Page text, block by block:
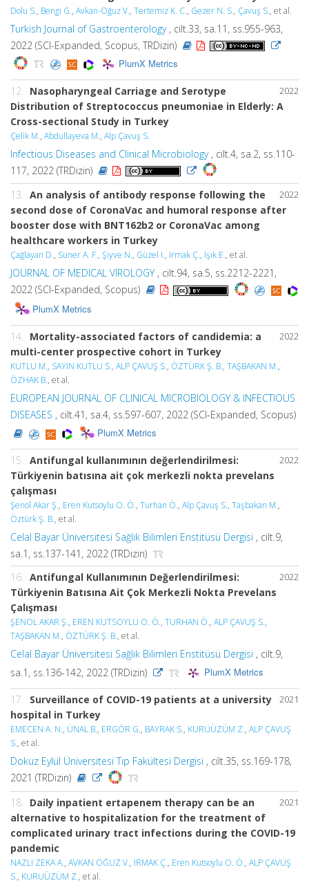
Dolu S., Bengi G., Avkan-Oğuz V., Tertemiz K. C., Gezer N. S., Çavuş S., et al.
Turkish Journal of Gastroenterology, cilt.33, sa.11, ss.955-963,
2022 (SCI-Expanded, Scopus, TRDizin)
PlumX Metrics
2022
12.
Nasopharyngeal Carriage and Serotype
Distribution of Streptococcus pneumoniae in Elderly: A
Cross-sectional Study in Turkey
Çelik M., Abdullayeva M., Alp Çavuş S.
Infectious Diseases and Clinical Microbiology, cilt.4, sa.2, ss.110-
117, 2022 (TRDizin)
2022
13. An analysis of antibody response following the
second dose of CoronaVac and humoral response after
booster dose with BNT162b2 or CoronaVac among
healthcare workers in Turkey
Çağlayan D., Suner A. F., Şiyve N., Güzel I., Irmak Ç., Işık E., et al.
JOURNAL OF MEDICAL VIROLOGY , cilt.94, sa.5, ss.2212-2221,
2022 (SCI-Expanded, Scopus)
PlumX Metrics
2022
14. Mortality-associated factors of candidemia: a
multi-center prospective cohort in Turkey
KUTLU M., SAYIN KUTLU S., ALP ÇAVUŞ S., ÖZTÜRK Ş. B., TAŞBAKAN M.,
ÖZHAK B., et al.
EUROPEAN JOURNAL OF CLINICAL MICROBIOLOGY & INFECTIOUS
DISEASES , cilt.41, sa.4, ss.597-607, 2022 (SCI-Expanded, Scopus)
PlumX Metrics
2022
15. Antifungal kullanımının değerlendirilmesi:
Türkiyenin batısına ait çok merkezli nokta prevelans
çalışması
Şenol Akar Ş., Eren Kutsoylu O. Ö., Turhan Ö., Alp Çavuş S., Taşbakan M.,
Öztürk Ş. B., et al.
Celal Bayar Üniversitesi Sağlık Bilimleri Enstitüsü Dergisi , cilt.9,
sa.1, ss.137-141, 2022 (TRDizin)
2022
16. Antifungal Kullanımının Değerlendirilmesi:
Türkiyenin Batısına Ait Çok Merkezli Nokta Prevelans
Çalışması
ŞENOL AKAR Ş., EREN KUTSOYLU O. Ö., TURHAN Ö., ALP ÇAVUŞ S.,
TAŞBAKAN M., ÖZTÜRK Ş. B., et al.
Celal Bayar Üniversitesi Sağlık Bilimleri Enstitüsü Dergisi , cilt.9,
sa.1, ss.136-142, 2022 (TRDizin)
PlumX Metrics
2021
17. Surveillance of COVID-19 patients at a university
hospital in Turkey
EMECEN A. N., ÜNAL B., ERGÖR G., BAYRAK S., KURUÜZÜM Z., ALP ÇAVUŞ
S., et al.
Dokuz Eylül Üniversitesi Tıp Fakültesi Dergisi , cilt.35, ss.169-178,
2021 (TRDizin)
2021
18.
Daily inpatient ertapenem therapy can be an
alternative to hospitalization for the treatment of
complicated urinary tract infections during the COVID-19
pandemic
NAZLI ZEKA A., AVKAN OĞUZ V., IRMAK Ç., Eren Kutsoylu O. Ö., ALP ÇAVUŞ
S., KURUÜZÜM Z., et al.